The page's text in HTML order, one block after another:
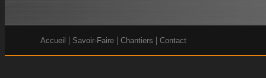
Accueil | Savoir-Faire | Chantiers | Contact